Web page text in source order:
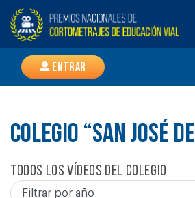
Entrar
COLEGIO “SAN JOSÉ
Todos los vídeos del colegio